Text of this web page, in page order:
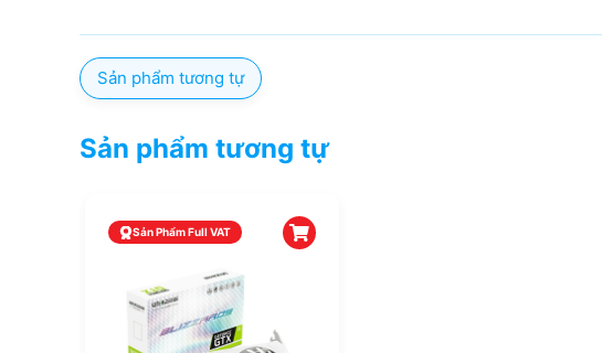
Sản phẩm tương tự
Sản phẩm tương tự
Sản Phẩm Full VAT